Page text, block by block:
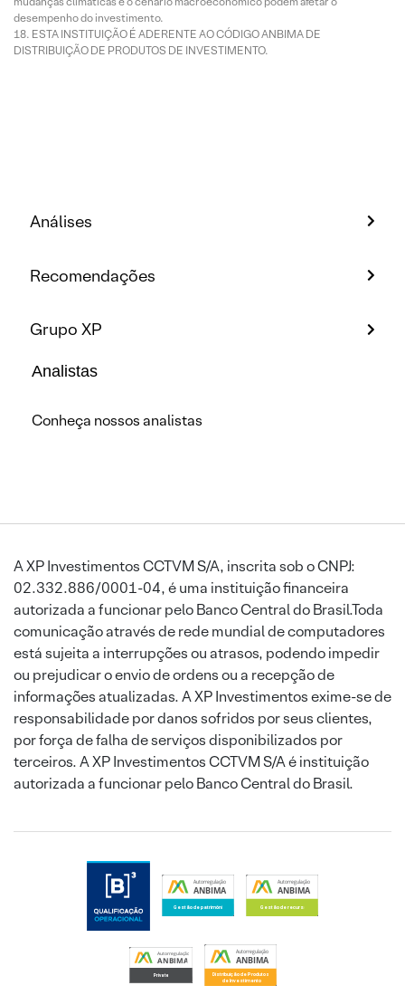
desempenho do investimento.
ESTA INSTITUIÇÃO É ADERENTE AO CÓDIGO ANBIMA DE
DISTRIBUIÇÃO DE PRODUTOS DE INVESTIMENTO.
Análises
Recomendações
Grupo XP
Analistas
Conheça nossos analistas
A XP Investimentos CCTVM S/A, inscrita sob o CNPJ:
02.332.886/0001-04, é uma instituição financeira
autorizada a funcionar pelo Banco Central do Brasil.Toda
comunicação através de rede mundial de computadores
está sujeita a interrupções ou atrasos, podendo impedir
ou prejudicar o envio de ordens ou a recepção de
informações atualizadas. A XP Investimentos exime-se de
responsabilidade por danos sofridos por seus clientes,
por força de falha de serviços disponibilizados por
terceiros. A XP Investimentos CCTVM S/A é instituição
autorizada a funcionar pelo Banco Central do Brasil.